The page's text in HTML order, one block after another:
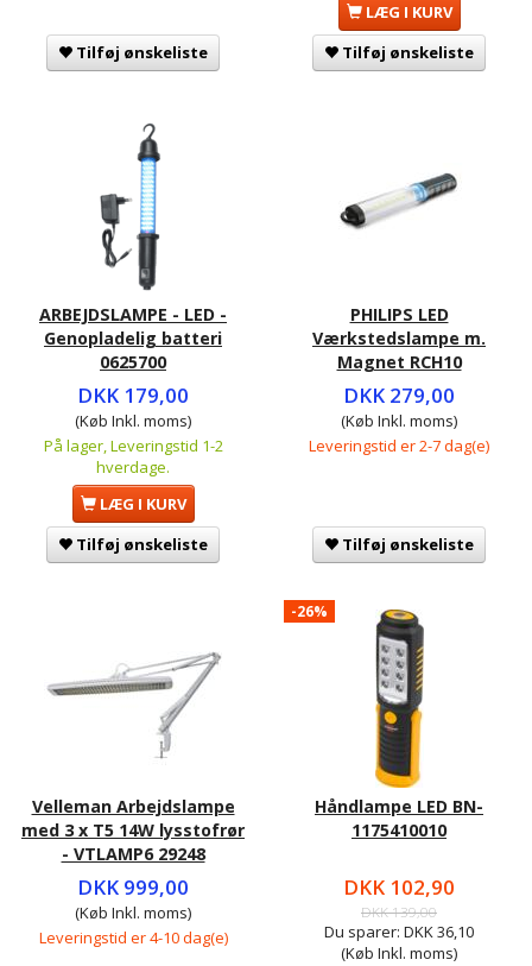
Tilføj ønskeliste
LÆG I KURV
Tilføj ønskeliste
ARBEJDSLAMPE - LED -
Genopladelig batteri
0625700
DKK 179,00
(Køb Inkl. moms)
På lager, Leveringstid 1-2
hverdage.
LÆG I KURV
Tilføj ønskeliste
PHILIPS LED
Værkstedslampe m.
Magnet RCH10
DKK 279,00
(Køb Inkl. moms)
Leveringstid er 2-7 dag(e)
Tilføj ønskeliste
Velleman Arbejdslampe
med 3 x T5 14W lysstofrør
- VTLAMP6 29248
DKK 999,00
(Køb Inkl. moms)
Leveringstid er 4-10 dag(e)
-26%
Håndlampe LED BN-
1175410010
DKK 102,90
DKK 139,00
Du sparer: DKK 36,10
(Køb Inkl. moms)